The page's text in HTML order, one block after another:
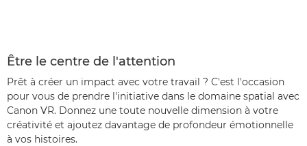
Être le centre de l'attention
Prêt à créer un impact avec votre travail ? C'est l'occasion
pour vous de prendre l'initiative dans le domaine spatial avec
Canon VR. Donnez une toute nouvelle dimension à votre
créativité et ajoutez davantage de profondeur émotionnelle
à vos histoires.